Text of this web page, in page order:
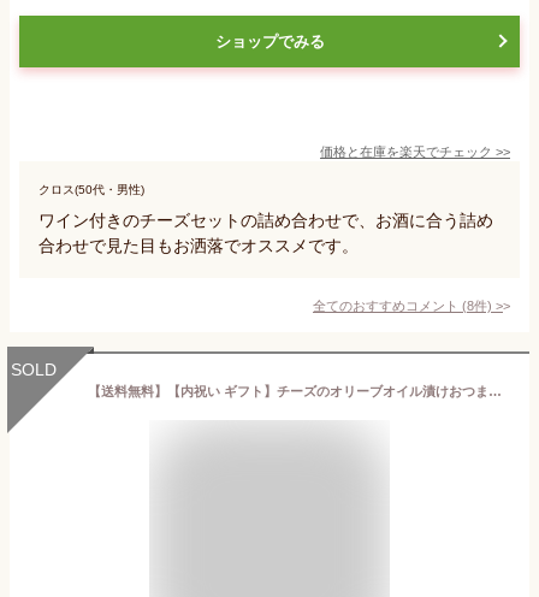
ショップでみる
価格と在庫を楽天でチェック >>
クロス(50代・男性)
ワイン付きのチーズセットの詰め合わせで、お酒に合う詰め
合わせで見た目もお洒落でオススメです。
全てのおすすめコメント (8件) >
SOLD
【送料無料】【内祝い ギフト】チーズのオリーブオイル漬けおつまみセット OC-55 6瓶入り【 おつまみ チーズ おしゃれ 人気 グルメ 瓶詰 詰め合わせ 】【七五三 内祝い お返し 出産内祝い 出産 結婚 新築 】【出産内祝い ギフト グルメ】